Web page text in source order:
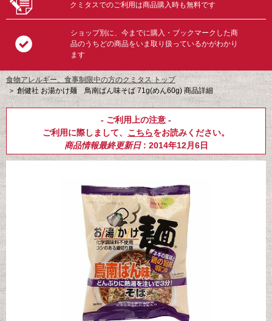
クミタスでのご利用は商品購入時も無料です
ショップ別に、今までに購入・ブックマークした商
品のうちどの商品をいま取り扱っているかがわかり
ます
食物アレルギー、食事制限中の方のクミタス トップ
＞創健社 お湯かけ麺 鳥南ばん味そば 71g(めん60g) 商品詳細
- ご利用上の注意 -
ご利用に際しまして、 こちらをお読みください。
商品情報最終更新日: 2014年12月6日